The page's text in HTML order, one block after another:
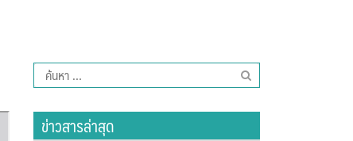
ค้นหา
สำหรับ:
ข่าวสารล่าสุด